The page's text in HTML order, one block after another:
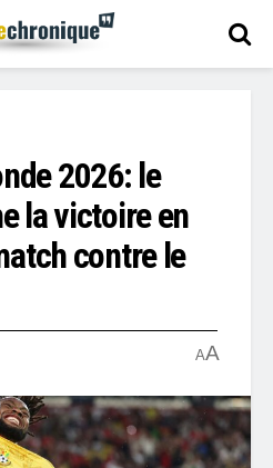
2026: le
la victoire en
contre le
AA